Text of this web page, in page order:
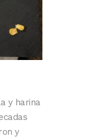
y harina
y